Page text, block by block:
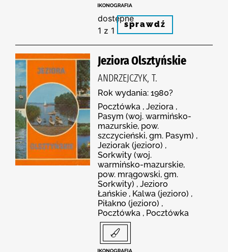
dostępne
1 z 1
sprawdź
Jeziora Olsztyńskie
ANDRZEJCZYK, T.
Rok wydania: 1980?
Pocztówka , Jeziora ,
Pasym (woj. warmińsko-
mazurskie, pow.
szczycieński, gm. Pasym) ,
Jeziorak (jezioro) ,
Sorkwity (woj.
warmińsko-mazurskie,
pow. mrągowski, gm.
Sorkwity) , Jezioro
Łańskie , Kalwa (jezioro) ,
Piłakno (jezioro) ,
Pocztówka , Pocztówka